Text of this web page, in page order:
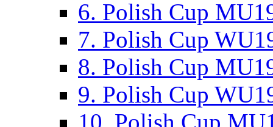
6. Polish Cup
7. Polish Cup
8. Polish Cup
9. Polish Cup
10. Polish Cup